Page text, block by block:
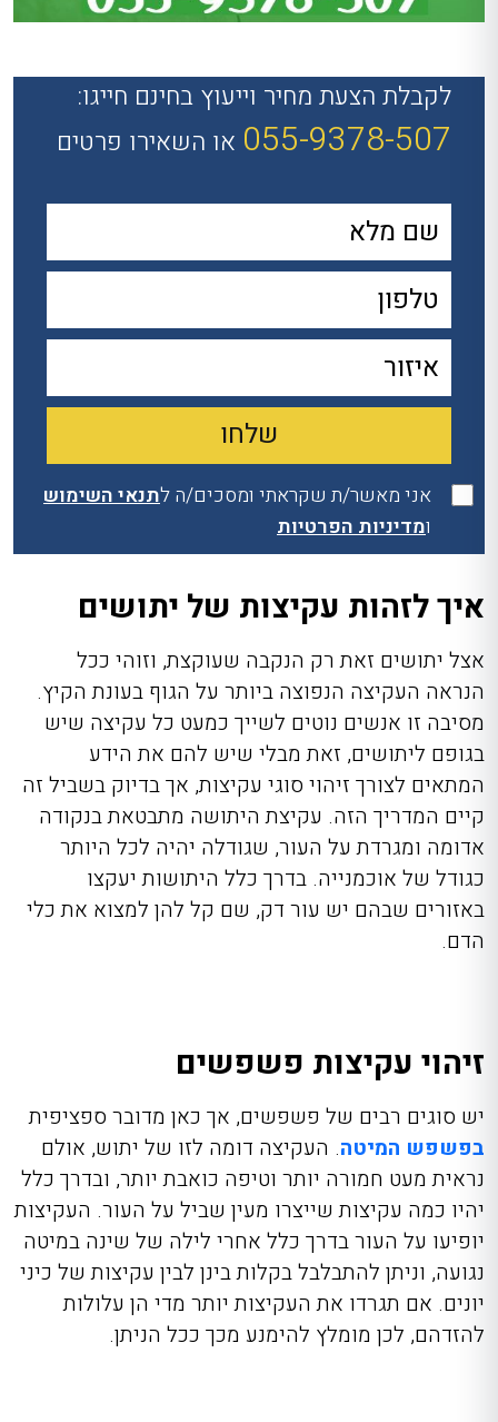
לקבלת הצעת מחיר וייעוץ בחינם חייגו:
055-9378-507 או השאירו פרטים
אני מאשר/ת שקראתי ומסכים/ה לתנאי השימוש
ומדיניות הפרטיות
איך לזהות עקיצות של יתושים
אצל יתושים זאת רק הנקבה שעוקצת, וזוהי ככל
הנראה העקיצה הנפוצה ביותר על הגוף בעונת הקיץ.
מסיבה זו אנשים נוטים לשייך כמעט כל עקיצה שיש
בגופם ליתושים, זאת מבלי שיש להם את הידע
המתאים לצורך זיהוי סוגי עקיצות, אך בדיוק בשביל זה
קיים המדריך הזה. עקיצת היתושה מתבטאת בנקודה
אדומה ומגרדת על העור, שגודלה יהיה לכל היותר
כגודל של אוכמנייה. בדרך כלל היתושות יעקצו
באזורים שבהם יש עור דק, שם קל להן למצוא את כלי
הדם.
זיהוי עקיצות פשפשים
יש סוגים רבים של פשפשים, אך כאן מדובר ספציפית
בפשפש המיטה. העקיצה דומה לזו של יתוש, אולם
נראית מעט חמורה יותר וטיפה כואבת יותר, ובדרך כלל
יהיו כמה עקיצות שייצרו מעין שביל על העור. העקיצות
יופיעו על העור בדרך כלל אחרי לילה של שינה במיטה
נגועה, וניתן להתבלבל בקלות בינן לבין עקיצות של כיני
יונים. אם תגרדו את העקיצות יותר מדי הן עלולות
להזדהם, לכן מומלץ להימנע מכך ככל הניתן.